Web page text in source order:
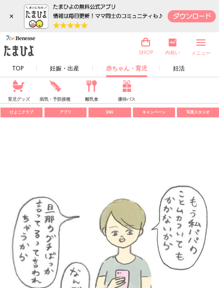
×
TOP 妊娠・出産 赤ちゃん・育児 妊活
SHOP 内祝い メニュー
育児グッズ 病気・予防接種 離乳食 優待パス
ひよこクラブ アプリ SNS キャンペーン 写真スタジオ